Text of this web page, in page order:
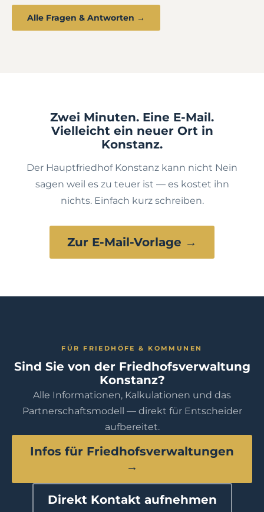
Alle Fragen & Antworten →
Zwei Minuten. Eine E-Mail.
Vielleicht ein neuer Ort in
Konstanz.
Der Hauptfriedhof Konstanz kann nicht Nein
sagen weil es zu teuer ist — es kostet ihn
nichts. Einfach kurz schreiben.
Zur E-Mail-Vorlage →
FÜR FRIEDHÖFE & KOMMUNEN
Sind Sie von der Friedhofsverwaltung
Konstanz?
Alle Informationen, Kalkulationen und das
Partnerschaftsmodell — direkt für Entscheider
aufbereitet.
Infos für Friedhofsverwaltungen
→
Direkt Kontakt aufnehmen